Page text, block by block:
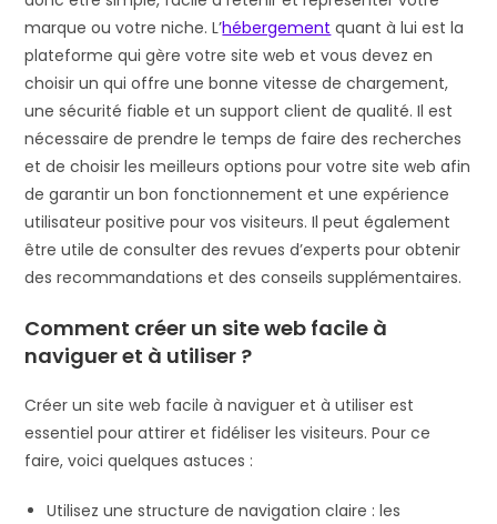
marque ou votre niche. L’hébergement quant à lui est la
plateforme qui gère votre site web et vous devez en
choisir un qui offre une bonne vitesse de chargement,
une sécurité fiable et un support client de qualité. Il est
nécessaire de prendre le temps de faire des recherches
et de choisir les meilleurs options pour votre site web afin
de garantir un bon fonctionnement et une expérience
utilisateur positive pour vos visiteurs. Il peut également
être utile de consulter des revues d’experts pour obtenir
des recommandations et des conseils supplémentaires.
Comment créer un site web facile à
naviguer et à utiliser ?
Créer un site web facile à naviguer et à utiliser est
essentiel pour attirer et fidéliser les visiteurs. Pour ce
faire, voici quelques astuces :
Utilisez une structure de navigation claire : les